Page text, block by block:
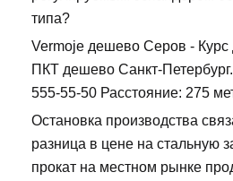
типа?
Vermoje дешево Серов - Курс
ПКТ дешево Санкт-
555-55-50 Расстояние: 275
Остановка производства
разница в цене на стальную
прокат на местном рынке